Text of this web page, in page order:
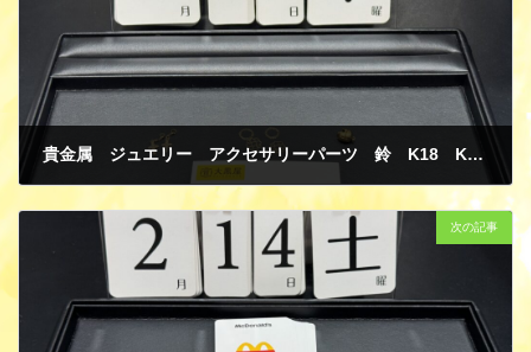
貴金属 ジュエリー アクセサリーパーツ 鈴 K18 K10 イエローゴールド 買取
次の記事